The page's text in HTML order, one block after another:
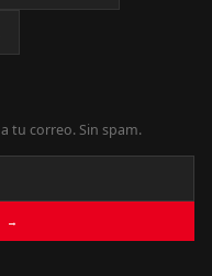
tu correo. Sin spam.
→